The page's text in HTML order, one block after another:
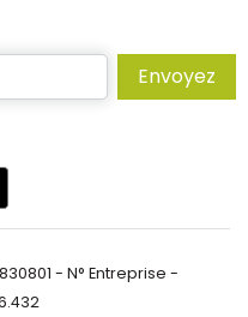
Envoyez
- N° Entreprise -